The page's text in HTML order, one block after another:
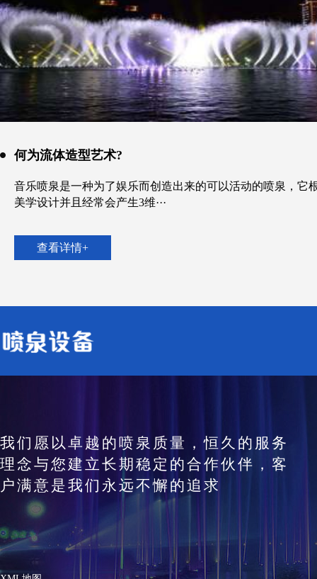
何为流体造型艺术?
音乐喷泉是一种为了娱乐而创造出来的可以活动的喷泉，它
美学设计并且经常会产生3维···
查看详情+
我们愿以卓越的喷泉质量，恒久的服务
理念与您建立长期稳定的合作伙伴，客
户满意是我们永远不懈的追求